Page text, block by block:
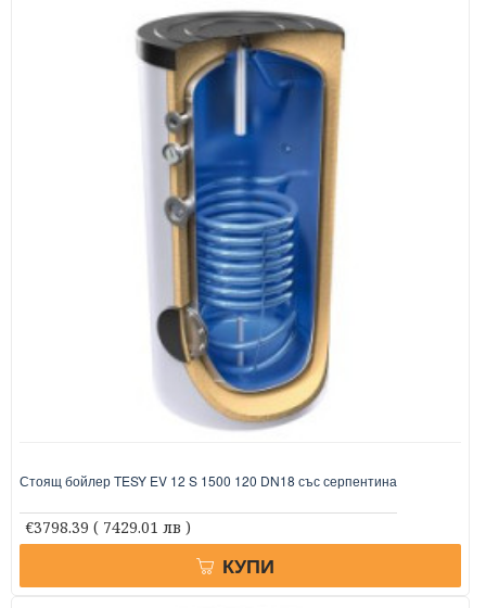
Стоящ бойлер TESY EV 12 S 1500 120 DN18 със серпентина
€3798.39 ( 7429.01 лв )
КУПИ